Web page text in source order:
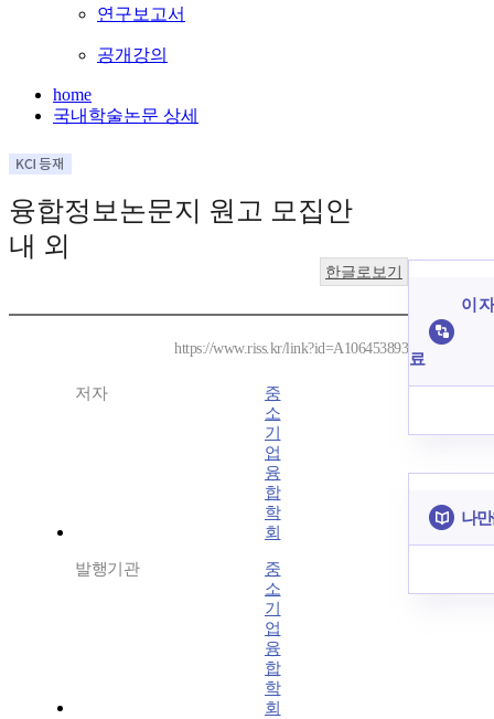
연구보고서
공개강의
home
국내학술논문 상세
융합정보논문지 원고 모집안
내 외
한글로보기
https://www.riss.kr/link?id=A106453893
저자
중
소
기
업
융
합
학
회
발행기관
중
소
기
업
융
합
학
회
이
료
나